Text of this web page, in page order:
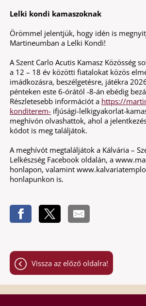
Lelki kondi kamaszoknak
Örömmel jelentjük, hogy idén is
Martineumban a Lelki Kondi!
A Szent Carlo Acutis Kamasz Közösség
a 12 – 18 év közötti fiatalokat közös
imádkozásra, beszélgetésre, játékra
pénteken este 6-órától -8-án ebédig
Részletesebb információt a https://
konditerem- ifjúsági-lelkigyakorlat-
meghívón olvashattok, ahol a
kódot is meg találjátok.
A meghívót megtaláljátok a Kálvária –
Lelkészség Facebook oldalán, a
honlapon, valamint
honlapunkon is.
Vissza az előző oldalra!